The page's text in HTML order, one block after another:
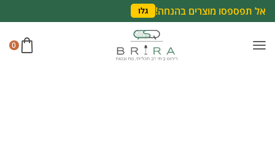
אל תפספסו מוצרים בהנחה! גלו
0